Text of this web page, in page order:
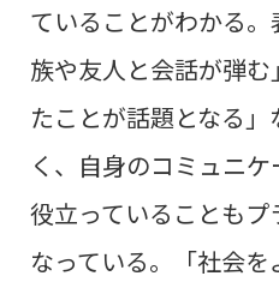
ていることがわかる
族や友人と会話が弾
たことが話題となる」
く、自身のコミュニ
役立っていることも
なっている。
「社会